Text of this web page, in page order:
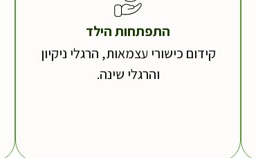
התפתחות הילד
קידום כישורי עצמאות, הרגלי ניקיון
והרגלי שינה.